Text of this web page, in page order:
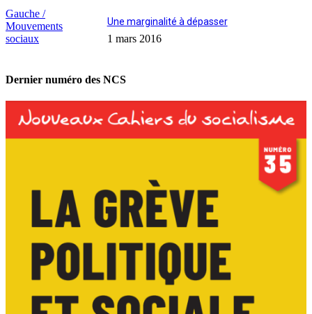
Gauche /
Mouvements
sociaux
Une marginalité à dépasser
1 mars 2016
Dernier numéro des NCS